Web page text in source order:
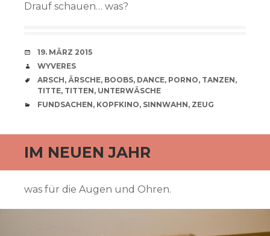
Drauf schauen… was?
VERABREDUNG
19. MÄRZ 2015
VERFASSER
WYVERES
SCHLAGWÖRTER
ARSCH, ÄRSCHE, BOOBS, DANCE, PORNO, TANZEN,
TITTE, TITTEN, UNTERWÄSCHE
CATEGORIES
FUNDSACHEN, KOPFKINO, SINNWAHN, ZEUG
IM NEUEN JAHR
was für die Augen und Ohren.